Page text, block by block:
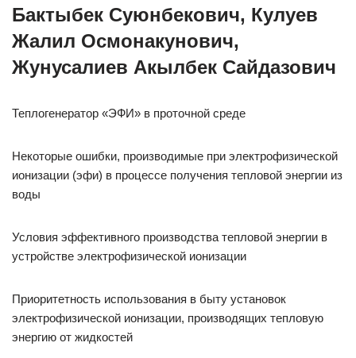
Бактыбек Суюнбекович, Кулуев
Жалил Осмонакунович,
Жунусалиев Акылбек Сайдазович
Теплогенератор «ЭФИ» в проточной среде
Некоторые ошибки, производимые при электрофизической
ионизации (эфи) в процессе получения тепловой энергии из
воды
Условия эффективного производства тепловой энергии в
устройстве электрофизической ионизации
Приоритетность использования в быту установок
электрофизической ионизации, производящих тепловую
энергию от жидкостей